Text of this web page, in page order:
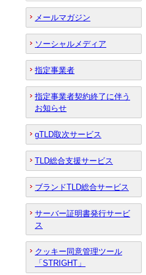
メールマガジン
ソーシャルメディア
指定事業者
指定事業者契約終了に伴う
お知らせ
gTLD取次サービス
TLD総合支援サービス
ブランドTLD総合サービス
サーバー証明書発行サービ
ス
クッキー同意管理ツール
「STRIGHT」